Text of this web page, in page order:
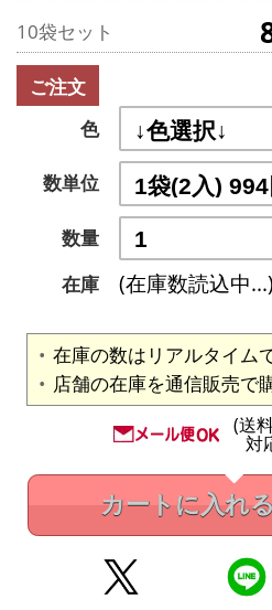
10袋セット
ご注文
色
数単位
数量
在庫
(在庫数読込中...)
在庫の数はリアルタイム
店舗の在庫を通信販売で
(送
対
カートに入れる